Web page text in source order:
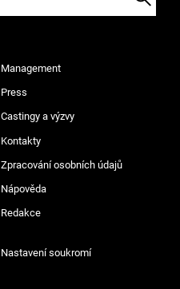
Management
Press
Castingy a výzvy
Kontakty
Zpracování osobních údajů
Nápověda
Redakce
Nastavení soukromí